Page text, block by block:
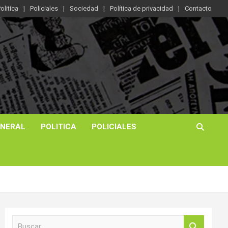
Policiales Sociedad Política de privacidad Contacto
POLITICA POLICIALES